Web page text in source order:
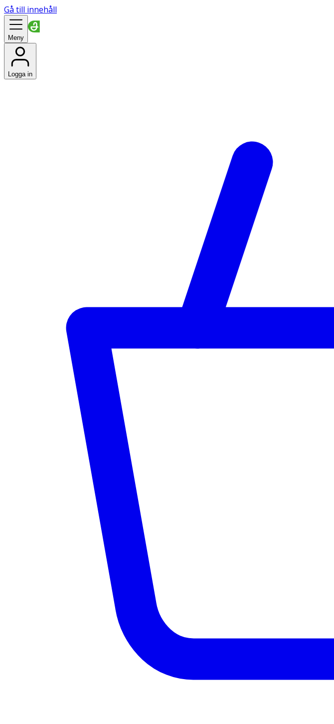
Gå till innehåll
Meny
Logga in